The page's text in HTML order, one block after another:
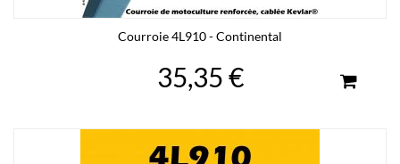
Courroie 4L910 - Continental
35,35 €